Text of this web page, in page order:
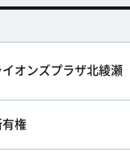
イオンズプラザ北綾瀬
有権